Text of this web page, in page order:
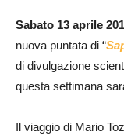
Sabato 13 aprile
nuova puntata di “
di divulgazione
questa settimana
Il viaggio di Mario